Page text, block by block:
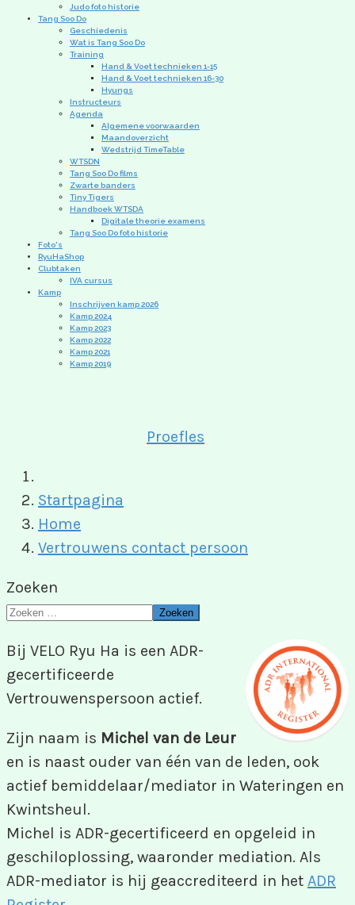
Judo foto historie
Tang Soo Do
Geschiedenis
Wat is Tang Soo Do
Training
Hand & Voet technieken 1-15
Hand & Voet technieken 16-30
Hyungs
Instructeurs
Agenda
Algemene voorwaarden
Maandoverzicht
Wedstrijd TimeTable
WTSDN
Tang Soo Do films
Zwarte banders
Tiny Tigers
Handboek WTSDA
Digitale theorie examens
Tang Soo Do foto historie
Foto's
RyuHaShop
Clubtaken
IVA cursus
Kamp
Inschrijven kamp 2026
Kamp 2024
Kamp 2023
Kamp 2022
Kamp 2021
Kamp 2019
Proefles
Startpagina
Home
Vertrouwens contact persoon
Zoeken
Zoeken
Bij VELO Ryu Ha is een ADR-
gecertificeerde
Vertrouwenspersoon actief.
Zijn naam is Michel van de Leur
en is naast ouder van één van de leden, ook
actief bemiddelaar/mediator in Wateringen en
Kwintsheul.
Michel is ADR-gecertificeerd en opgeleid in
geschiloplossing, waaronder mediation. Als
ADR-mediator is hij geaccrediteerd in het ADR